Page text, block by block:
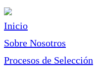
Inicio
Sobre Nosotros
Procesos de Selección